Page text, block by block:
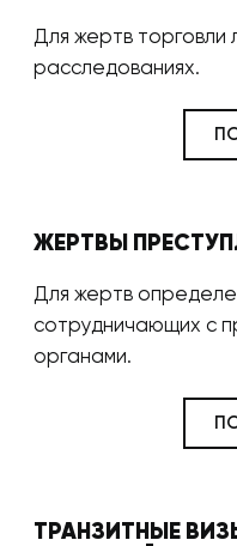
Для жертв торговли
расследованиях.
ЖЕРТВЫ
Для жертв
сотрудничающих с
органами.
ТРАНЗИТНЫЕ